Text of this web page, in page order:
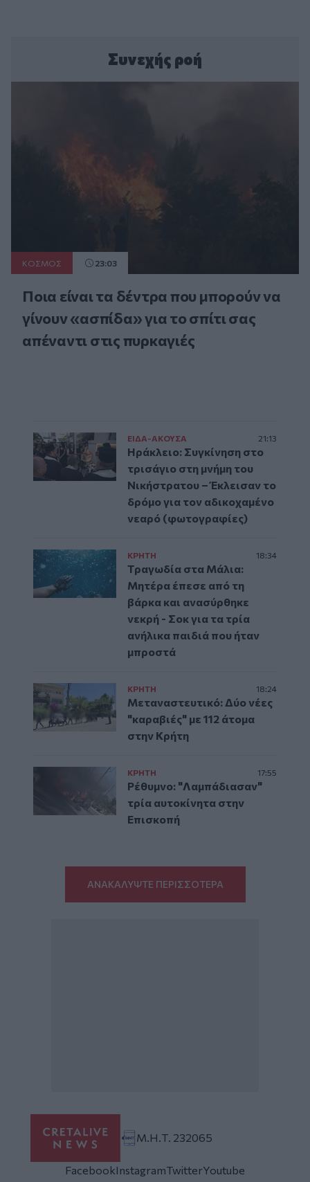
Συνεχής ροή
ΚΟΣΜΟΣ 23:03
Ποια είναι τα δέντρα που μπορούν να
γίνουν «ασπίδα» για το σπίτι σας
απέναντι στις πυρκαγιές
ΕΙΔΑ-ΑΚΟΥΣΑ 21:13
Ηράκλειο: Συγκίνηση στο
τρισάγιο στη μνήμη του
Νικήστρατου – Έκλεισαν το
δρόμο για τον αδικοχαμένο
νεαρό (φωτογραφίες)
ΚΡΗΤΗ 18:34
Τραγωδία στα Μάλια:
Μητέρα έπεσε από τη
βάρκα και ανασύρθηκε
νεκρή - Σοκ για τα τρία
ανήλικα παιδιά που ήταν
μπροστά
ΚΡΗΤΗ 18:24
Μεταναστευτικό: Δύο νέες
"καραβιές" με 112 άτομα
στην Κρήτη
ΚΡΗΤΗ 17:55
Ρέθυμνο: "Λαμπάδιασαν"
τρία αυτοκίνητα στην
Επισκοπή
ΑΝΑΚΑΛΥΨΤΕ ΠΕΡΙΣΣΟΤΕΡΑ
Μ.Η.Τ. 232065
FacebookInstagramTwitterYoutube